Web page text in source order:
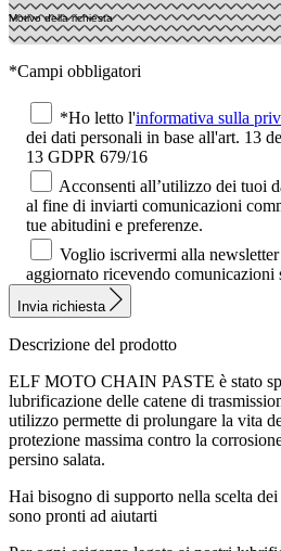
*Campi obbligatori
*Ho letto l'informativa sulla
dei dati personali in base all'art. 13
13 GDPR 679/16
Acconsenti all’utilizzo dei tuoi
al fine di inviarti comunicazioni
tue abitudini e preferenze.
Voglio iscrivermi alla newsletter
aggiornato ricevendo
Invia richiesta
Descrizione del prodotto
ELF MOTO CHAIN PASTE è stato
lubrificazione delle catene di
utilizzo permette di prolungare la vita
protezione massima contro la
persino salata.
Hai bisogno di supporto nella scelta
sono pronti ad aiutarti